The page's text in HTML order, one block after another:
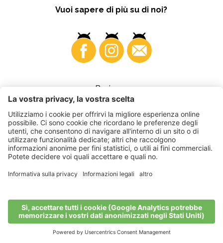
Vuoi sapere di più su di noi?
Business
©2026 VI.P coop. soc. agricola
Part. IVA • IT00725570212
accessibilità•Sitemap
produced by